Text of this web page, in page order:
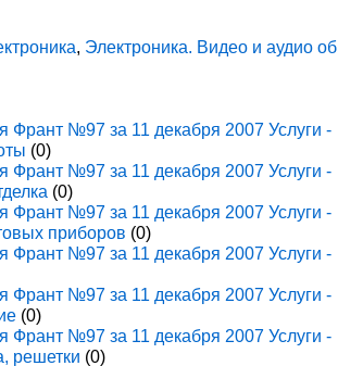
, Электроника. Видео и аудио
Франт №97 за 11 декабря 2007 Услуги -
(0)
Франт №97 за 11 декабря 2007 Услуги -
(0)
Франт №97 за 11 декабря 2007 Услуги -
приборов (0)
Франт №97 за 11 декабря 2007 Услуги -
Франт №97 за 11 декабря 2007 Услуги -
(0)
Франт №97 за 11 декабря 2007 Услуги -
решетки (0)